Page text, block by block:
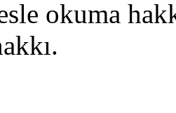
okuma